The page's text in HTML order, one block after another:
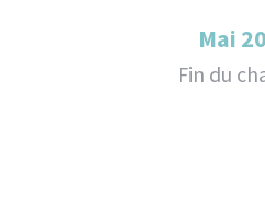
Mai
Fin du